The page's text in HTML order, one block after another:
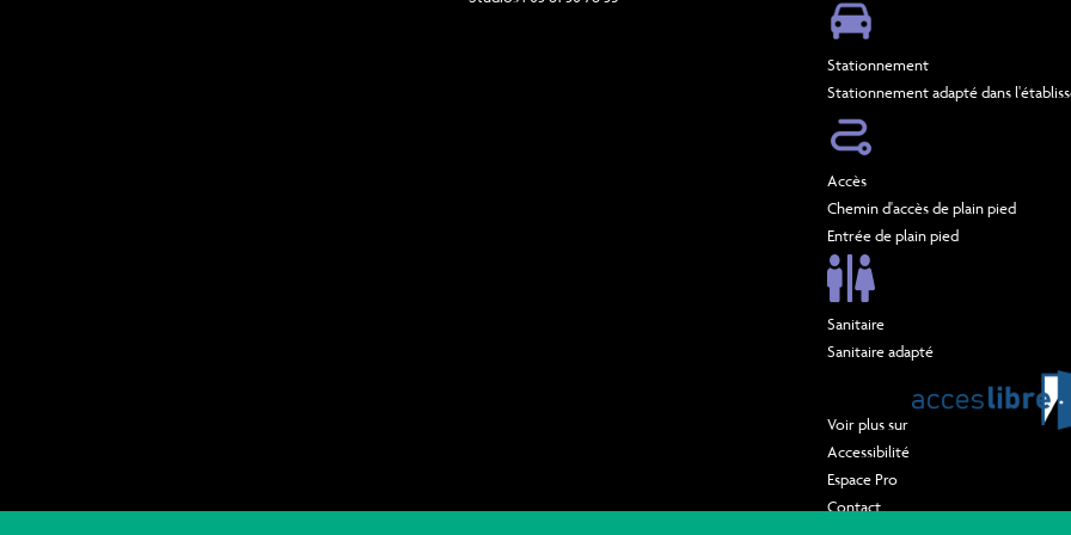
Stationnement
Stationnement adapté dans
Accès
Chemin d'accès de plain pied
Entrée de plain pied
Sanitaire
Sanitaire adapté
Voir plus sur
Accessibilité
Espace Pro
Contact